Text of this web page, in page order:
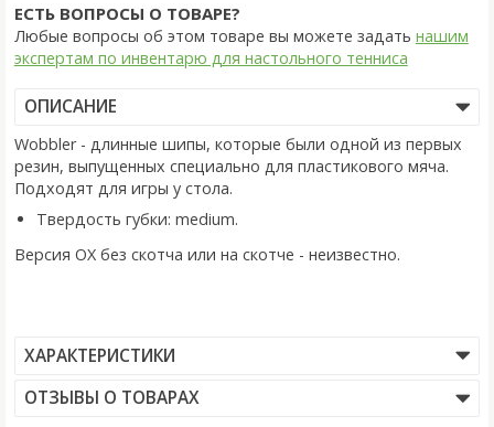
ЕСТЬ ВОПРОСЫ О ТОВАРЕ?
Любые вопросы об этом товаре вы можете задать нашим
экспертам по инвентарю для настольного тенниса
ОПИСАНИЕ
Wobbler - длинные шипы, которые были одной из первых
резин, выпущенных специально для пластикового мяча.
Подходят для игры у стола.
Твердость губки: medium.
Версия OX без скотча или на скотче - неизвестно.
ХАРАКТЕРИСТИКИ
ОТЗЫВЫ О ТОВАРАХ